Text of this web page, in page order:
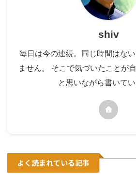
shiv
毎日は今の連続。同じ時間はな
ません。 そこで気づいたことが
と思いながら書いてい
よく読まれている記事